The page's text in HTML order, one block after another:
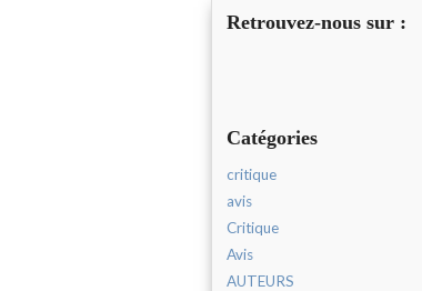
Retrouvez-nous sur :
Catégories
critique
avis
Critique
Avis
AUTEURS